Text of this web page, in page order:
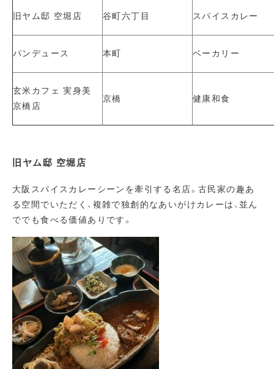
旧ヤム邸 空堀店 谷町六丁目 スパイスカレー
パンデュース 本町 ベーカリー
玄米カフェ 実身美
京橋店
京橋 健康和食
旧ヤム邸 空堀店
大阪スパイスカレーシーンを牽引する名店。古民家の趣あ
る空間でいただく、複雑で独創的なあいがけカレーは、並ん
ででも食べる価値ありです。